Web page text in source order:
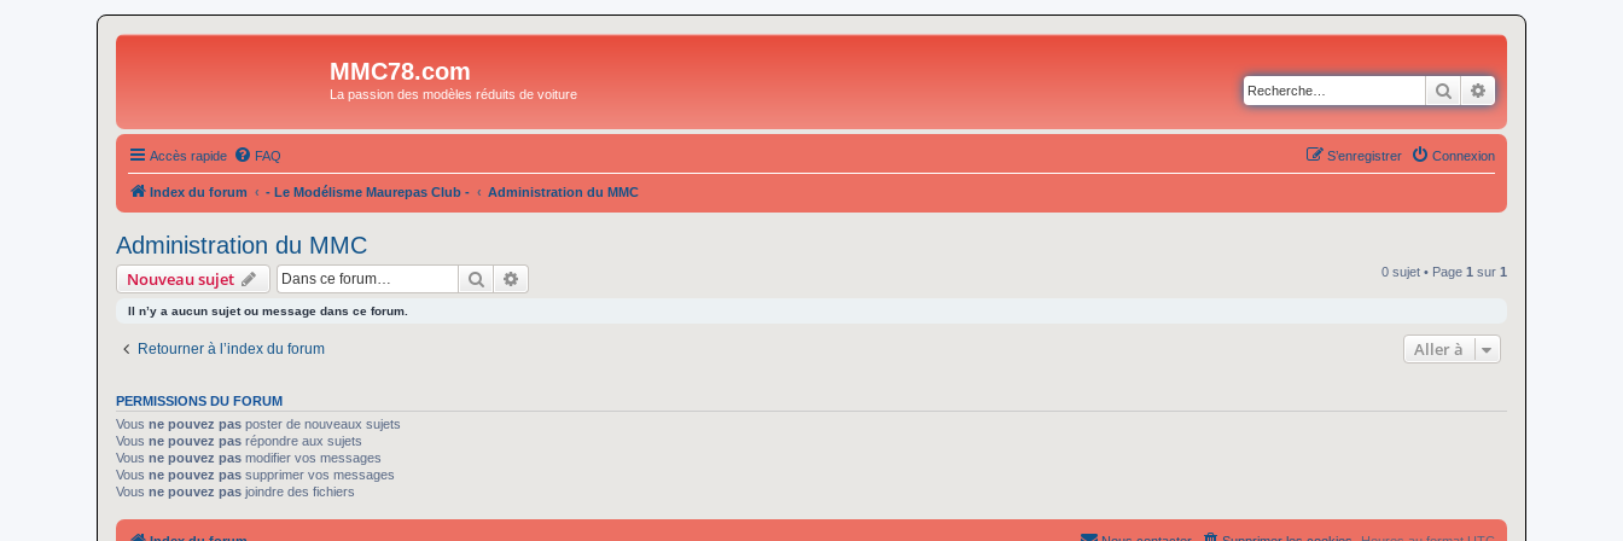
MMC78.com
La passion des modèles réduits de voiture Rechercher
Accès rapide FAQ Connexion
S’enregistrer
Index du forum - Le Modélisme Maurepas Club - Administration du MMC
Administration du MMC
Nouveau sujet Rechercher 0 sujet • Page 1 sur 1
Il n’y a aucun sujet ou message dans ce forum.
Retourner à l’index du forum Aller à
PERMISSIONS DU FORUM
Vous ne pouvez pas poster de nouveaux sujets
Vous ne pouvez pas répondre aux sujets
Vous ne pouvez pas modifier vos messages
Vous ne pouvez pas supprimer vos messages
Vous ne pouvez pas joindre des fichiers